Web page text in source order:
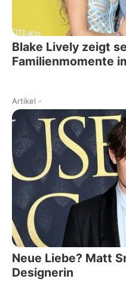
Blake Lively zeigt
Familienmomente
Artikel -
Neue Liebe? Matt
Designerin